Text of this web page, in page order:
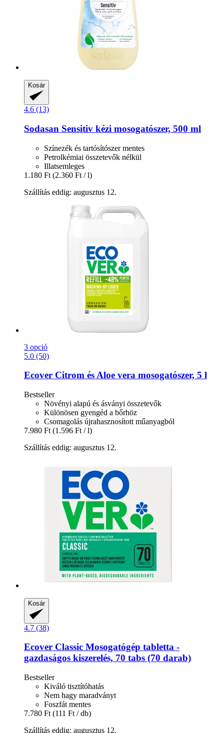
Kosár
4.6 (13)
Sodasan Sensitiv kézi mosogatószer, 500 ml
Színezék és tartósítószer mentes
Petrolkémiai összetevők nélkül
Illatsemleges
1.180 Ft (2.360 Ft / l)
Szállítás eddig: augusztus 12.
3 opció
5.0 (50)
Ecover Citrom és Aloe vera mosogatószer, 5 l
Bestseller
Növényi alapú és ásványi összetevők
Különösen gyengéd a bőrhöz
Csomagolás újrahasznosított műanyagból
7.980 Ft (1.596 Ft / l)
Szállítás eddig: augusztus 12.
Kosár
4.7 (38)
Ecover Classic Mosogatógép tabletta -​
gazdaságos kiszerelés, 70 tabs (70 darab)
Bestseller
Kiváló tisztítóhatás
Nem hagy maradványt
Foszfát mentes
7.780 Ft (111 Ft / db)
Szállítás eddig: augusztus 12.